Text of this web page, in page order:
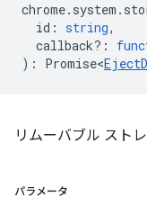
chrome. system .
id : string,
callback? :
) : Promise<
リムーバブル スト
パラメータ